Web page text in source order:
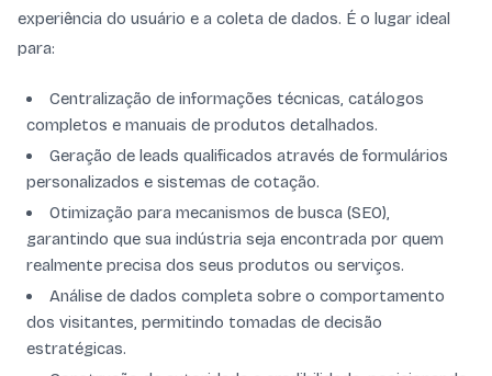
experiência do usuário e a coleta de dados. É o lugar ideal
para:
Centralização de informações técnicas, catálogos
completos e manuais de produtos detalhados.
Geração de leads qualificados através de formulários
personalizados e sistemas de cotação.
Otimização para mecanismos de busca (SEO),
garantindo que sua indústria seja encontrada por quem
realmente precisa dos seus produtos ou serviços.
Análise de dados completa sobre o comportamento
dos visitantes, permitindo tomadas de decisão
estratégicas.